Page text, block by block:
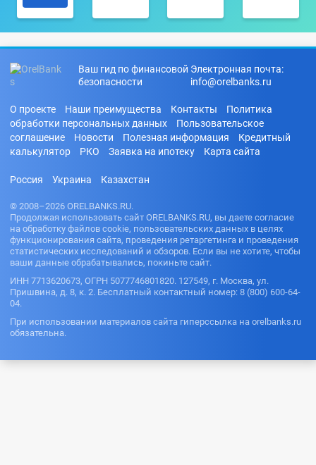
Ваш гид по финансовой
безопасности
Электронная почта:
info@orelbanks.ru
О проекте Наши преимущества Контакты
Политика
обработки персональных данных
Пользовательское
соглашение
Новости Полезная информация
Кредитный
калькулятор
РКО Заявка на ипотеку Карта сайта
Россия Украина Казахстан
© 2008–2026 ORELBANKS.RU.
Продолжая использовать сайт ORELBANKS.RU, вы даете согласие
на обработку файлов cookie, пользовательских данных в целях
функционирования сайта, проведения ретаргетинга и проведения
статистических исследований и обзоров. Если вы не хотите, чтобы
ваши данные обрабатывались, покиньте сайт.
ИНН 7713620673, ОГРН 5077746801820. 127549, г. Москва, ул.
Пришвина, д. 8, к. 2. Бесплатный контактный номер: 8 (800) 600-64-
04.
При использовании материалов сайта гиперссылка на orelbanks.ru
обязательна.